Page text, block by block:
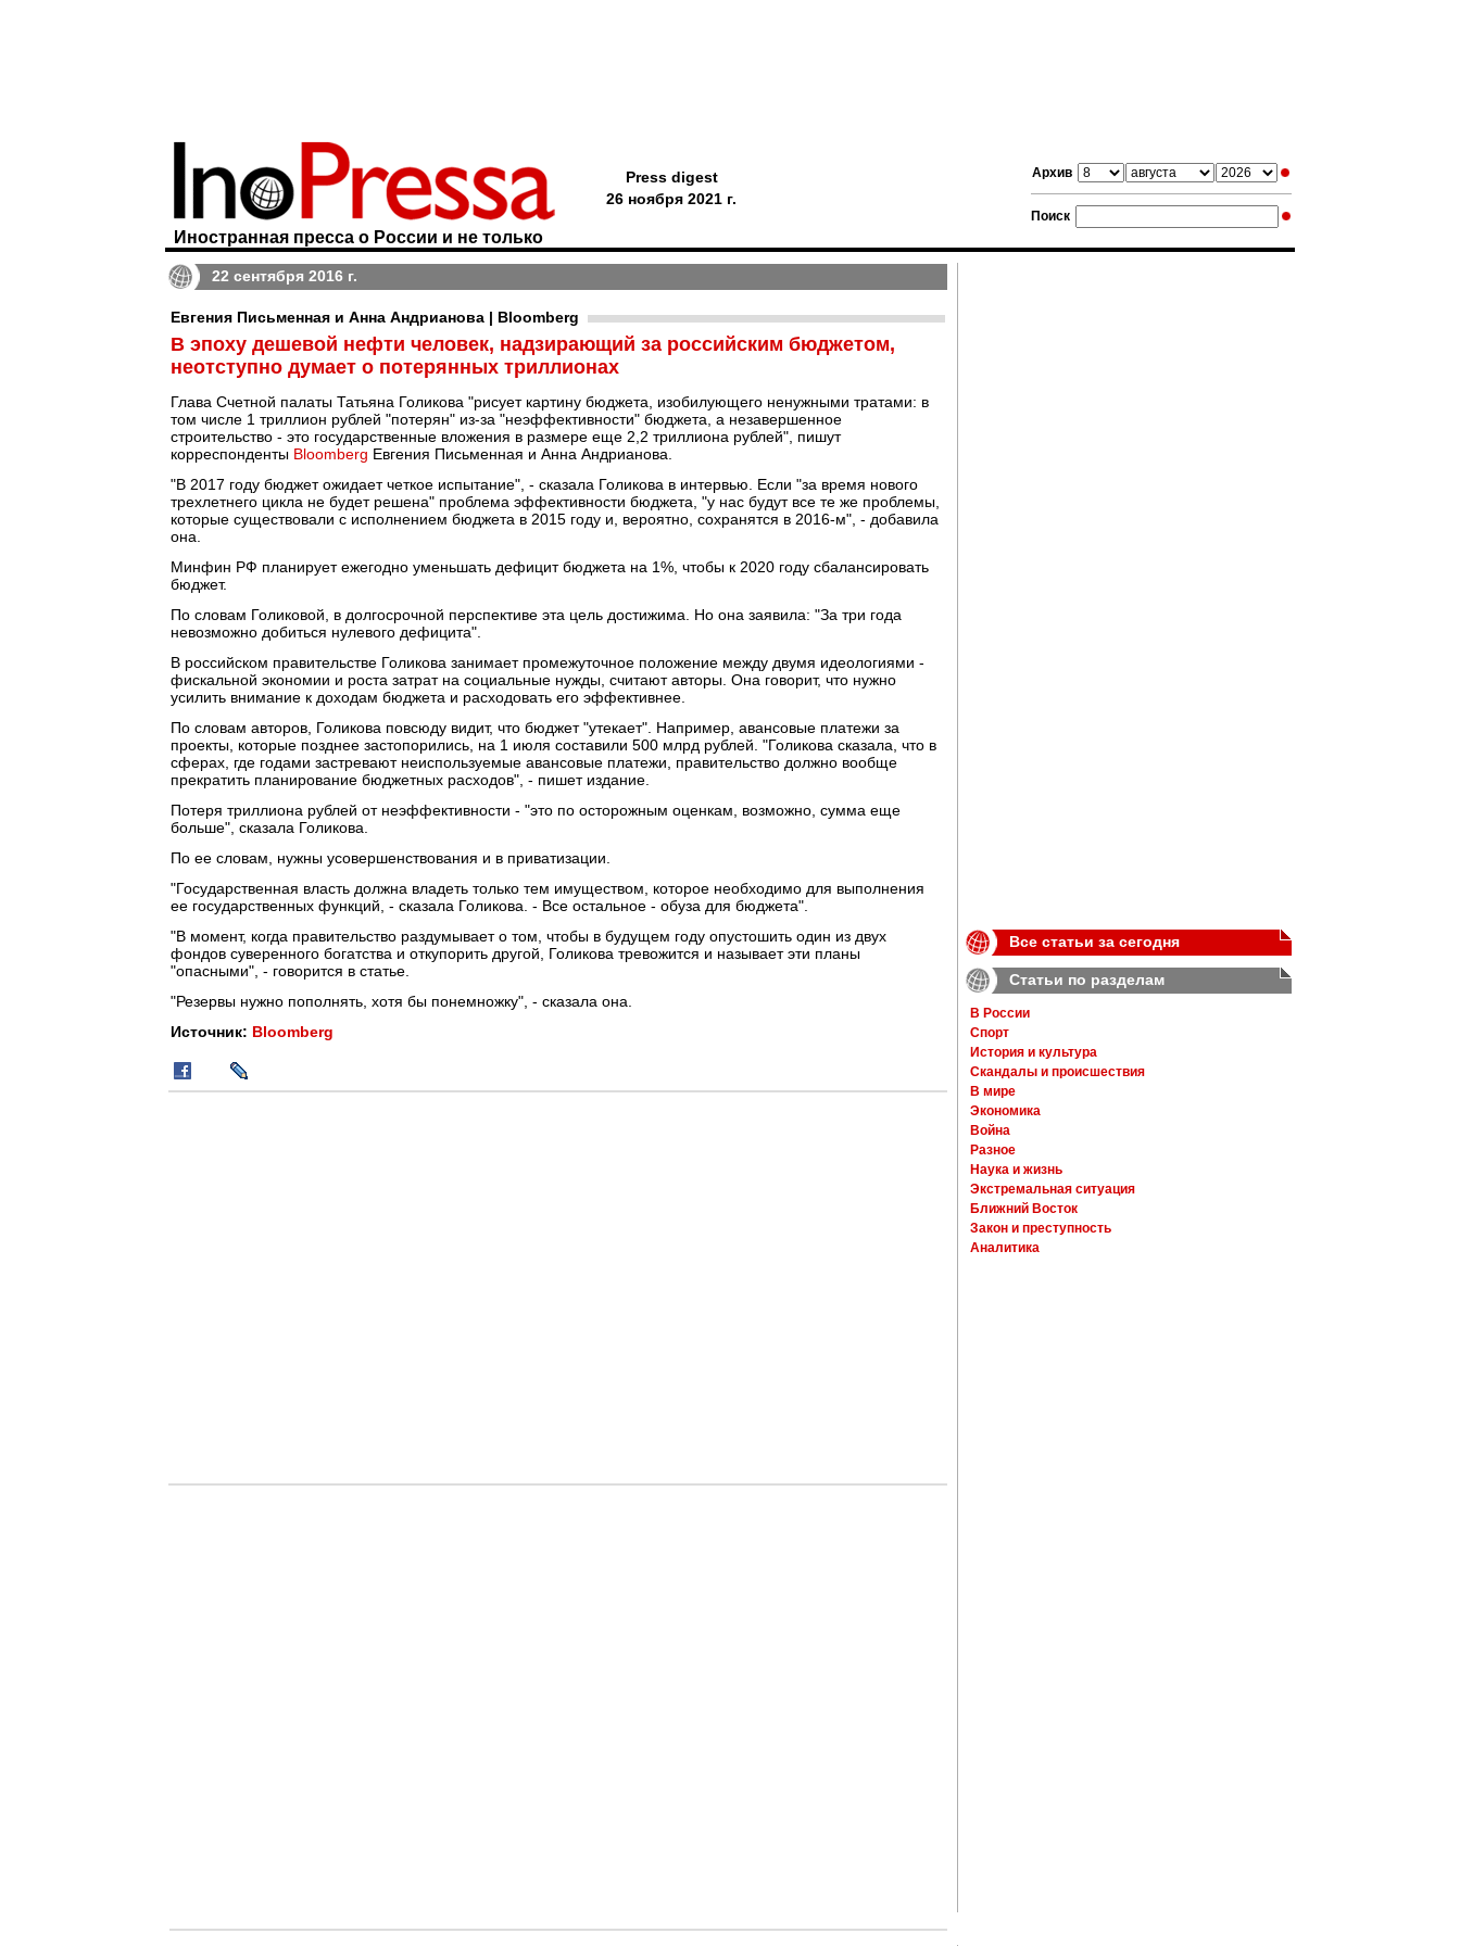
Архив
Поиск
Иностранная пресса о России и не только
Press digest
26 ноября 2021 г.
22 сентября 2016 г.
Евгения Письменная и Анна Андрианова | Bloomberg
В эпоху дешевой нефти человек, надзирающий за российским бюджетом,
неотступно думает о потерянных триллионах
Глава Счетной палаты Татьяна Голикова "рисует картину бюджета, изобилующего ненужными тратами: в
том числе 1 триллион рублей "потерян" из-за "неэффективности" бюджета, а незавершенное
строительство - это государственные вложения в размере еще 2,2 триллиона рублей", пишут
корреспонденты Bloomberg Евгения Письменная и Анна Андрианова.
"В 2017 году бюджет ожидает четкое испытание", - сказала Голикова в интервью. Если "за время нового
трехлетнего цикла не будет решена" проблема эффективности бюджета, "у нас будут все те же проблемы,
которые существовали с исполнением бюджета в 2015 году и, вероятно, сохранятся в 2016-м", - добавила
она.
Минфин РФ планирует ежегодно уменьшать дефицит бюджета на 1%, чтобы к 2020 году сбалансировать
бюджет.
По словам Голиковой, в долгосрочной перспективе эта цель достижима. Но она заявила: "За три года
невозможно добиться нулевого дефицита".
В российском правительстве Голикова занимает промежуточное положение между двумя идеологиями -
фискальной экономии и роста затрат на социальные нужды, считают авторы. Она говорит, что нужно
усилить внимание к доходам бюджета и расходовать его эффективнее.
По словам авторов, Голикова повсюду видит, что бюджет "утекает". Например, авансовые платежи за
проекты, которые позднее застопорились, на 1 июля составили 500 млрд рублей. "Голикова сказала, что в
сферах, где годами застревают неиспользуемые авансовые платежи, правительство должно вообще
прекратить планирование бюджетных расходов", - пишет издание.
Потеря триллиона рублей от неэффективности - "это по осторожным оценкам, возможно, сумма еще
больше", сказала Голикова.
По ее словам, нужны усовершенствования и в приватизации.
"Государственная власть должна владеть только тем имуществом, которое необходимо для выполнения
ее государственных функций, - сказала Голикова. - Все остальное - обуза для бюджета".
"В момент, когда правительство раздумывает о том, чтобы в будущем году опустошить один из двух
фондов суверенного богатства и откупорить другой, Голикова тревожится и называет эти планы
"опасными", - говорится в статье.
"Резервы нужно пополнять, хотя бы понемножку", - сказала она.
Источник: Bloomberg
Все статьи за сегодня
Статьи по разделам
В России
Спорт
История и культура
Скандалы и происшествия
В мире
Экономика
Война
Разное
Наука и жизнь
Экстремальная ситуация
Ближний Восток
Закон и преступность
Аналитика